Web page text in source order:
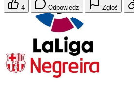
4 Odpowiedz Zgłoś